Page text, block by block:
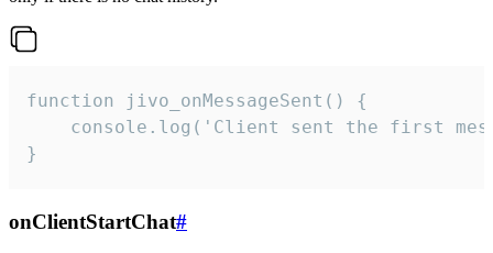
function jivo_onMessageSent() {
console.log('Client sent the first
}
onClientStartChat#